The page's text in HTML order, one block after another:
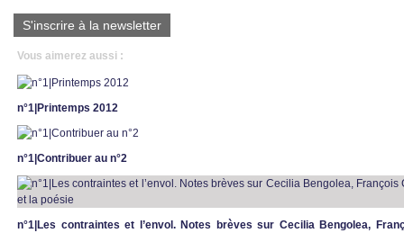
S'inscrire à la newsletter
Vous aimerez aussi :
n°1|Printemps 2012
n°1|Contribuer au n°2
n°1|Les contraintes et l’envol. Notes brèves sur Cecilia Bengolea,